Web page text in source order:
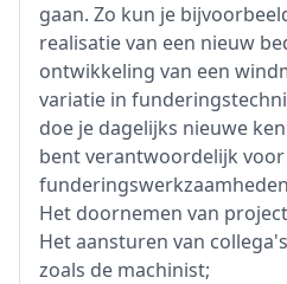
gaan. Zo kun je
realisatie van een nieuw
ontwikkeling van een
variatie in
doe je dagelijks nieuwe
bent verantwoordelijk
Het doornemen van
Het aansturen van
zoals de machinist;